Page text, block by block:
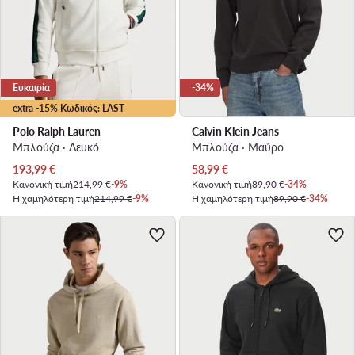
extra -15% Κωδικός: LAST
Ευκαιρία
Polo Ralph Lauren
Μπλούζα · Λευκό
Τρέχουσα τιμή
193,99€
Κανονική τιμή214,99 €-9%
Η χαμηλότερη τιμή214,99 €-9%
-34%
Calvin Klein Jeans
Μπλούζα · Μαύρο
Τρέχουσα τιμή
58,99€
Κανονική τιμή89,90 €-34%
Η χαμηλότερη τιμή89,90 €-34%